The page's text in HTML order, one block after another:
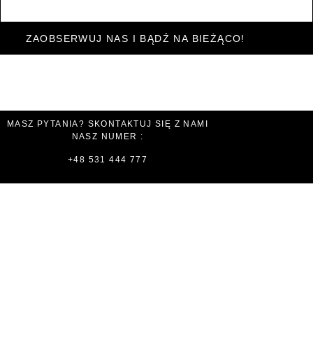
ZAOBSERWUJ NAS I BĄDŹ NA BIEŻĄCO!
MASZ PYTANIA? SKONTAKTUJ SIĘ Z NAMI
NASZ NUMER :
+48 531 444 777